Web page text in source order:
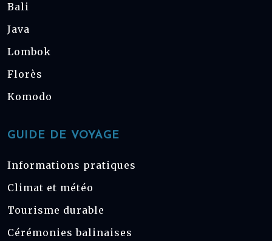
Bali
Java
Lombok
Florès
Komodo
GUIDE DE VOYAGE
Informations pratiques
Climat et météo
Tourisme durable
Cérémonies balinaises